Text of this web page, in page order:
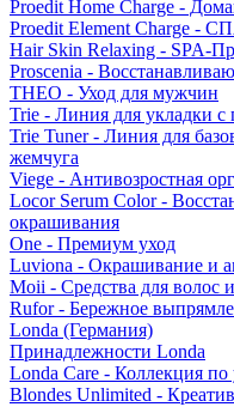
Proedit Home Charge -
Proedit Element Charge -
Hair Skin Relaxing - SPA-
Proscenia -
THEO - Уход для мужчин
Trie - Линия для укладки
Trie Tuner - Линия для
жемчуга
Viege - Антивозростная
Locor Serum Color -
окрашивания
One - Премиум уход
Luviona - Окрашивание и
Moii - Средства для волос
Rufor - Бережное
Londa (Германия)
Принадлежности Londa
Londa Care - Коллекция по
Blondes Unlimited -